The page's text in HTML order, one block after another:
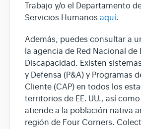
Trabajo y/o el Departamento
Servicios Humanos aquí.
Además, puedes consultar a
la agencia de Red Nacional de
Discapacidad. Existen
y Defensa (P&A) y Programas
Cliente (CAP) en todos los
territorios de EE. UU., así
atiende a la población nativa
región de Four Corners.